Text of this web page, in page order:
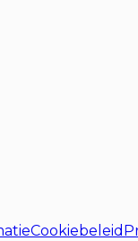
Cookiebeleid